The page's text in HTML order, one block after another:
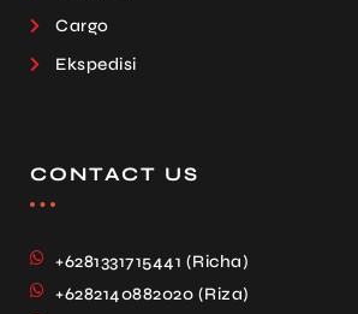
Cargo
Ekspedisi
CONTACT US
+6281331715441 (Richa)
+6282140882020 (Riza)